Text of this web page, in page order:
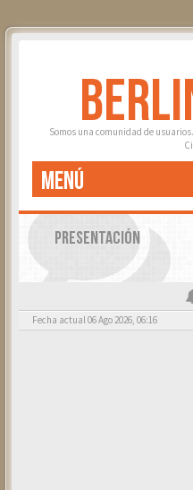
Somos una comunidad de
MENÚ
PRESENTACIÓN
Fecha actual 06 Ago 2026, 06:16